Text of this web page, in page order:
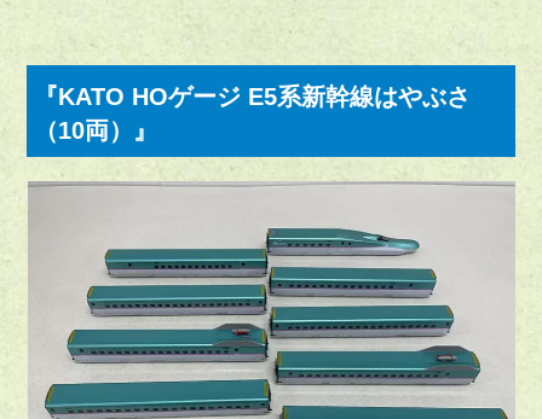
『KATO HOゲージ E5系新幹線はやぶさ
（10両）』